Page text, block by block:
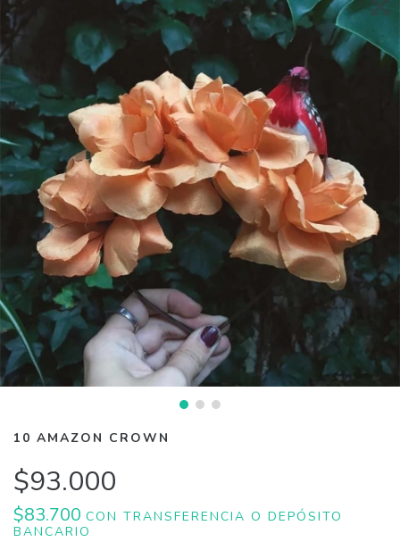
10 AMAZON CROWN
$93.000
$83.700 CON TRANSFERENCIA O DEPÓSITO
BANCARIO